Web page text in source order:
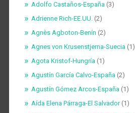
Adolfo Castaños-España(3)
Adrienne Rich-EE.UU.(2)
Agnès Agboton-Benín (2)
Agnes von Krusenstjerna-Suecia(1)
Agota Kristof-Hungría(1)
Agustín García Calvo-España(2)
Agustín Gómez Arcos-España(1)
Aída Elena Párraga-El Salvador(1)